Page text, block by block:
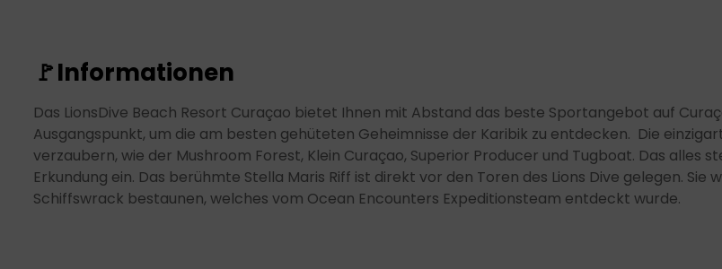
🚩Informationen
Das LionsDive Beach Resort Curaçao bietet Ihnen mit Abstand das beste Sportangebot auf
Ausgangspunkt, um die am besten gehüteten Geheimnisse der Karibik zu entdecken. Die
verzaubern, wie der Mushroom Forest, Klein Curaçao, Superior Producer und Tugboat. Das alles
Erkundung ein. Das berühmte Stella Maris Riff ist direkt vor den Toren des Lions Dive gelegen.
Schiffswrack bestaunen, welches vom Ocean Encounters Expeditionsteam entdeckt wurde.